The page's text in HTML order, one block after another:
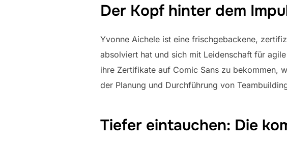
Der Kopf hinter dem
Yvonne Aichele ist eine frischgebackene,
absolviert hat und sich mit Leidenschaft für
ihre Zertifikate auf Comic Sans zu bekommen,
der Planung und Durchführung von
Tiefer eintauchen: Die